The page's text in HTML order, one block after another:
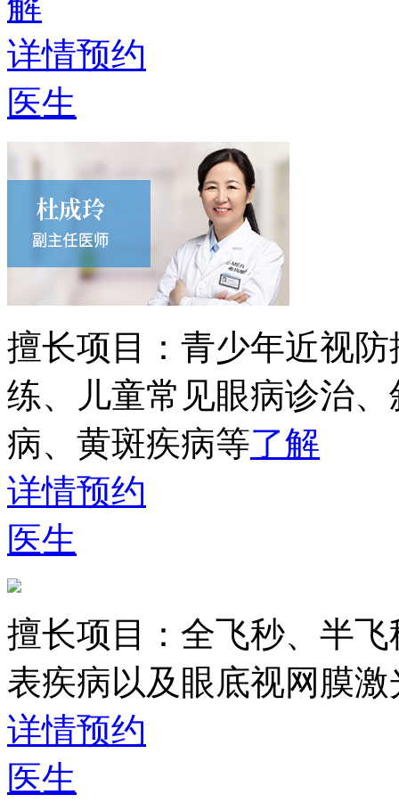
详情预约
医生
擅长项目： 青少年近视
练、儿童常见眼病诊治
病、黄斑疾病等了解
详情预约
医生
擅长项目： 全飞秒、半
表疾病以及眼底视网膜激
详情预约
医生